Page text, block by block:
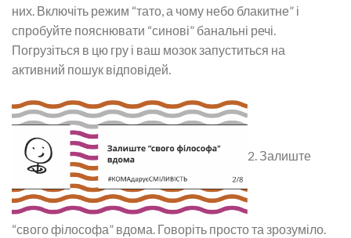
них. Включіть режим “тато, а чому небо блакитне” і
спробуйте пояснювати “синові” банальні речі.
Погрузіться в цю гру і ваш мозок запуститься на
активний пошук відповідей.
2. Залиште
“свого філософа” вдома. Говоріть просто та зрозуміло.